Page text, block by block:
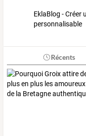
EklaBlog - Créer
personnalisable
Récents